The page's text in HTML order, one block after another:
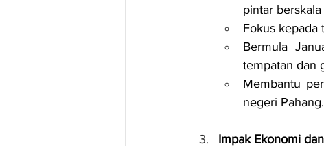
pintar berskala
Fokus kepada
Bermula
tempatan dan
Membantu
negeri Pahang.
Impak Ekonomi